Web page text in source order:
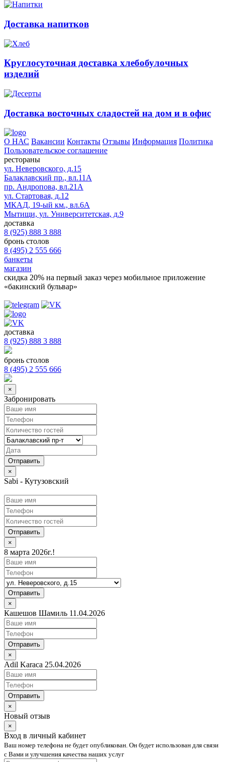
Доставка напитков
Круглосуточная доставка хлебобулочных
изделий
Доставка восточных сладостей на дом и в офис
О НАС Вакансии Контакты Отзывы Информация Политика
Пользовательское соглашение
рестораны
ул. Неверовского, д.15
Балаклавский пр., вл.11А
пр. Андропова, вл.21А
ул. Стартовая, д.12
МКАД, 19-ый км., вл.6А
Мытищи, ул. Университетская, д.9
доставка
8 (925) 888 3 888
бронь столов
8 (495) 2 555 666
банкеты
магазин
скидка 20% на первый заказ через мобильное приложение
«бакинский бульвар»
доставка
8 (925) 888 3 888
бронь столов
8 (495) 2 555 666
×
Забронировать
×
Sabi - Кутузовский
Отправить
×
8 марта 2026г.!
Отправить
×
Кашешов Шамиль 11.04.2026
Отправить
×
Adil Karaca 25.04.2026
Отправить
×
Новый отзыв
×
Вход в личный кабинет
Ваш номер телефона не будет опубликован. Он будет использован для связи
с Вами и улучшения качества наших услуг